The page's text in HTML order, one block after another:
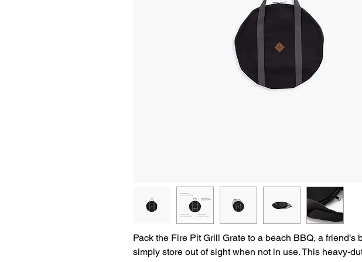
Pack the Fire Pit Grill Grate to a beach BBQ, a friend’s
simply store out of sight when not in use. This heavy-